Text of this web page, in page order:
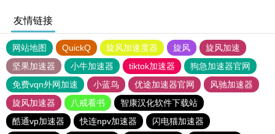
友情链接
网站地图 QuickQ 旋风加速度器 旋风
旋风加速
坚果加速器
小牛加速器 tiktok加速器
狗急加速器官网
免费vqn外网加速
小蓝鸟 优途加速器官网
风驰加速器
旋风加速器
八戒看书
智康汉化软件下载站
酷通vp加速器
快连npv加速器
闪电猫加速器